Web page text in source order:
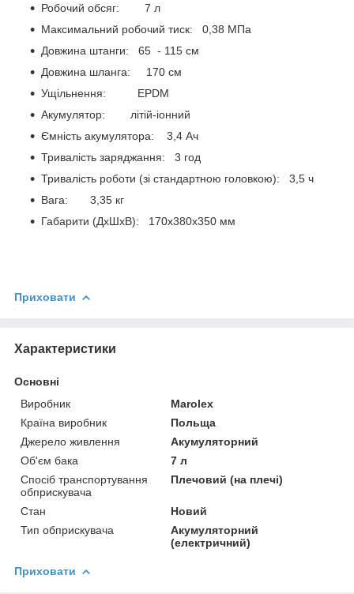
Робочий обсяг: 7 л
Максимальний робочий тиск: 0,38 МПа
Довжина штанги: 65 - 115 см
Довжина шланга: 170 см
Ущільнення: EPDM
Акумулятор: літій-іонний
Ємність акумулятора: 3,4 Ач
Тривалість заряджання: 3 год
Тривалість роботи (зі стандартною головкою): 3,5 ч
Вага: 3,35 кг
Габарити (ДхШхВ): 170х380х350 мм
Приховати
Характеристики
Основні
Виробник
Marolex
Країна виробник
Польща
Джерело живлення
Акумуляторний
Об'єм бака
7 л
Спосіб транспортування
обприскувача
Плечовий (на плечі)
Стан
Новий
Тип обприскувача
Акумуляторний
(електричний)
Приховати